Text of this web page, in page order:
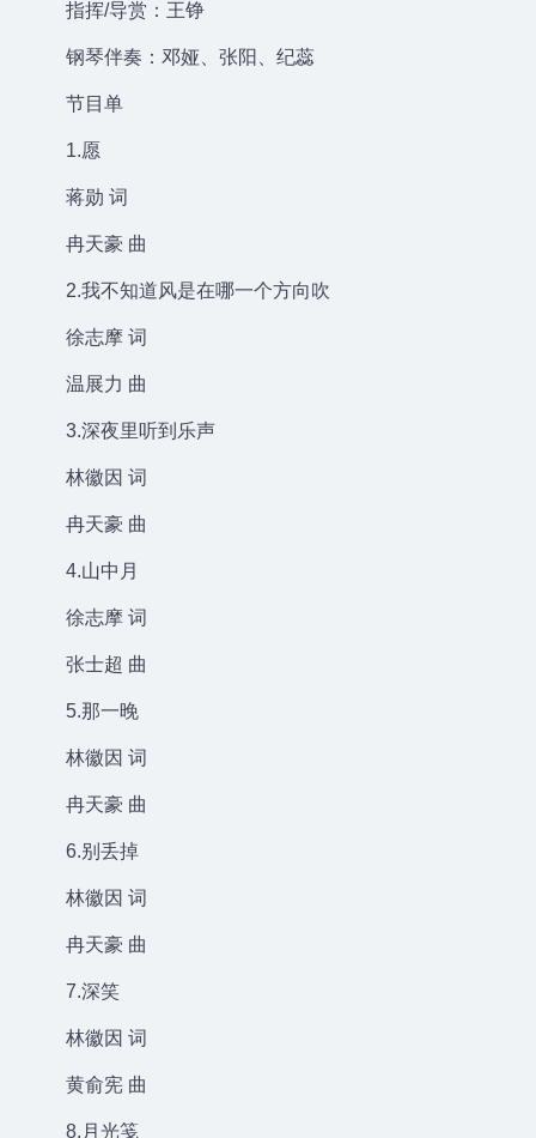
指挥/导赏：王铮
钢琴伴奏：邓娅、张阳、纪蕊
节目单
1.愿
蒋勋 词
冉天豪 曲
2.我不知道风是在哪一个方向吹
徐志摩 词
温展力 曲
3.深夜里听到乐声
林徽因 词
冉天豪 曲
4.山中月
徐志摩 词
张士超 曲
5.那一晚
林徽因 词
冉天豪 曲
6.别丢掉
林徽因 词
冉天豪 曲
7.深笑
林徽因 词
黄俞宪 曲
8.月光笺